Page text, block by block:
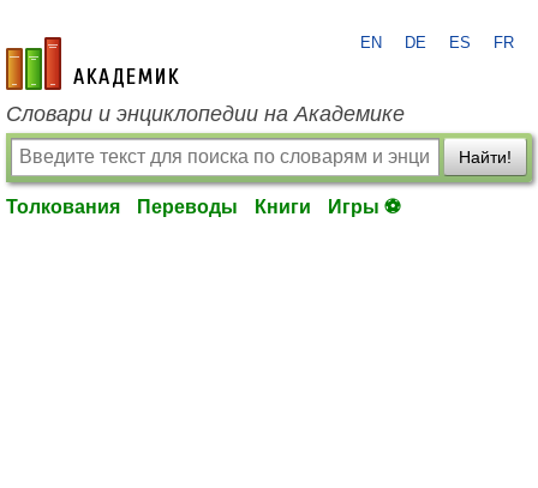
academic.ru
EN DE ES FR
Словари и энциклопедии на Академике
Найти!
Толкования Переводы Книги Игры ⚽